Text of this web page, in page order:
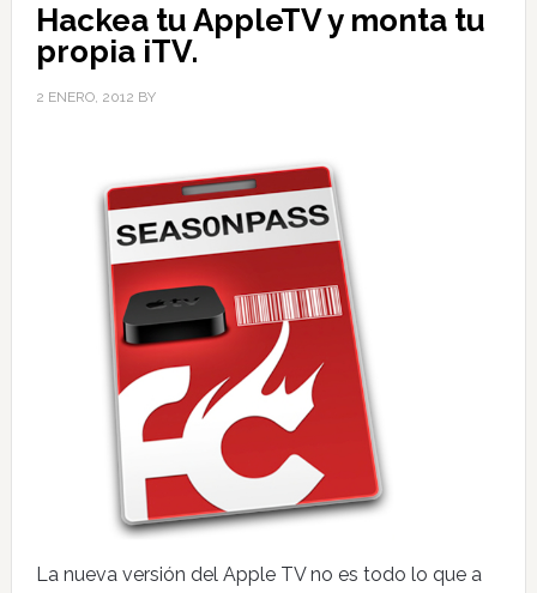
Hackea tu AppleTV y monta tu
propia iTV.
2 ENERO, 2012 BY
La nueva versión del Apple TV no es todo lo que a